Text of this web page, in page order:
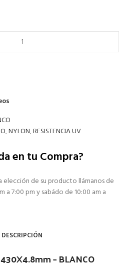
,NYLON,RESISTENCIA UV
en tu Compra?
elección de su producto llámanos de
a 7:00 pm y sabádo de 10:00 am a
DESCRIPCIÓN
– BLANCO